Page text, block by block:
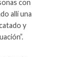
con
allí una
y